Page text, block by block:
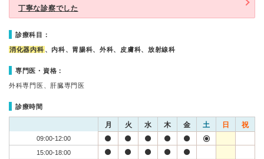
丁寧な診察でした
診療科目：
消化器内科 、内科、胃腸科、外科、皮膚科、放射線科
専門医・資格：
外科専門医、肝臓専門医
診療時間
月 火 水 木 金 土 日 祝
09:00-12:00
15:00-18:00